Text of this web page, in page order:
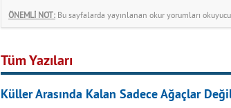
ÖNEMLİ NOT: Bu sayfalarda yayınlanan okur yorumları
Tüm Yazıları
Küller Arasında Kalan Sadece Ağaçlar